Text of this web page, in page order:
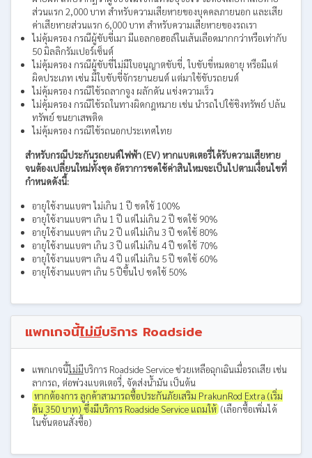
ส่วนแรก 2,000 บาท สำหรับความเสียหายของบุคคลภายนอก และเสีย
ค่าเสียหายส่วนแรก 6,000 บาท สำหรับความเสียหายของรถเรา
ไม่คุ้มครอง กรณีผู้ขับขี่เมา มีแอลกอฮอล์ในเส้นเลือดมากกว่าหรือเท่ากับ
50 มิลลิกรัมเปอร์เซ็นต์
ไม่คุ้มครอง กรณีผู้ขับขี่ไม่มีใบอนุญาตขับขี่, ใบขับขี่หมดอายุ หรือมีแต่
ผิดประเภท เช่น มีใบขับขี่จักรยานยนต์ แต่มาใช้ขับรถยนต์
ไม่คุ้มครอง กรณีใช้รถลากจูง ผลักดัน แข่งความเร็ว
ไม่คุ้มครอง กรณีใช้รถในทางผิดกฎหมาย เช่น นำรถไปใช้ชิงทรัพย์ ปล้น
ทรัพย์ ขนยาเสพติด
ไม่คุ้มครอง กรณีใช้รถนอกประเทศไทย
สำหรับกรณีประกันรถยนต์ไฟฟ้า (EV) หากแบตเตอรี่ได้รับความเสียหาย
จนต้องเปลี่ยนใหม่ทั้งชุด อัตราการชดใช้ค่าสินไหมจะเป็นไปตามเงื่อนไขที่
กำหนดดังนี้:
อายุใช้งานแบตฯ ไม่เกิน 1 ปี ชดใช้ 100%
อายุใช้งานแบตฯ เกิน 1 ปี แต่ไม่เกิน 2 ปี ชดใช้ 90%
อายุใช้งานแบตฯ เกิน 2 ปี แต่ไม่เกิน 3 ปี ชดใช้ 80%
อายุใช้งานแบตฯ เกิน 3 ปี แต่ไม่เกิน 4 ปี ชดใช้ 70%
อายุใช้งานแบตฯ เกิน 4 ปี แต่ไม่เกิน 5 ปี ชดใช้ 60%
อายุใช้งานแบตฯ เกิน 5 ปีขึ้นไป ชดใช้ 50%
แพกเกจนี้ไม่มีบริการ Roadside
แพกเกจนี้ไม่มีบริการ Roadside Service ช่วยเหลือฉุกเฉินเมื่อรถเสีย เช่น
ลากรถ, ต่อพ่วงแบตเตอรี่, จัดส่งน้ำมัน เป็นต้น
หากต้องการ ลูกค้าสามารถซื้อประกันภัยเสริม PrakunRod Extra (เริ่ม
ต้น 350 บาท) ซึ่งมีบริการ Roadside Service แถมให้ (เลือกซื้อเพิ่มได้
ในขั้นตอนสั่งซื้อ)